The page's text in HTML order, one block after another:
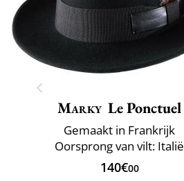
Marky Le Ponctuel
Gemaakt in Frankrijk
Oorsprong van vilt: Italië
140€00